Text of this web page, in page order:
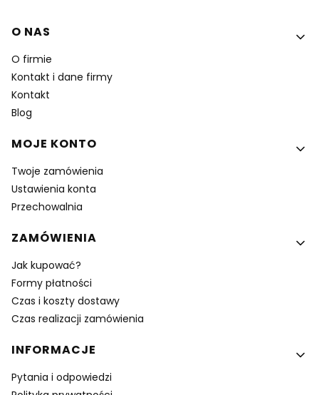
Linki w stopce
O NAS
O firmie
Kontakt i dane firmy
Kontakt
Blog
MOJE KONTO
Twoje zamówienia
Ustawienia konta
Przechowalnia
ZAMÓWIENIA
Jak kupować?
Formy płatności
Czas i koszty dostawy
Czas realizacji zamówienia
INFORMACJE
Pytania i odpowiedzi